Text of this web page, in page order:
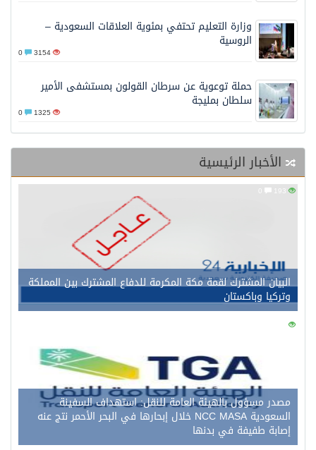
وزارة التعليم تحتفي بمئوية العلاقات السعودية –
الروسية
3154
حملة توعوية عن سرطان القولون بمستشفى الأمير
سلطان بمليجة
1325
الأخبار الرئيسية
البيان المشترك لقمة مكة المكرمة للدفاع المشترك بين المملكة
وتركيا وباكستان
178
مصدر مسؤول بالهيئة العامة للنقل: استهداف السفينة
السعودية NCC MASA خلال إبحارها في البحر الأحمر نتج عنه
إصابة طفيفة في بدنها